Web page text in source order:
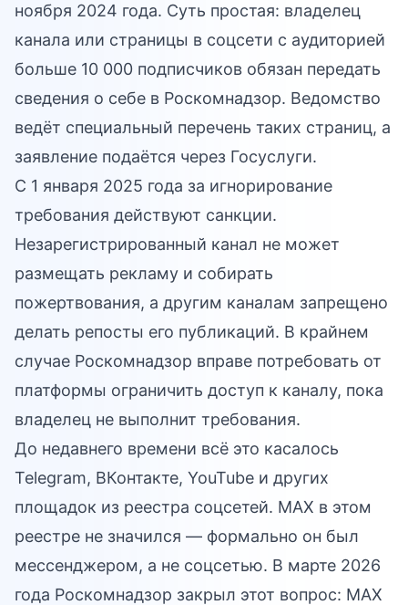
ноября 2024 года. Суть простая: владелец
канала или страницы в соцсети с аудиторией
больше 10 000 подписчиков обязан передать
сведения о себе в Роскомнадзор. Ведомство
ведёт специальный перечень таких страниц, а
заявление подаётся через Госуслуги.
С 1 января 2025 года за игнорирование
требования действуют санкции.
Незарегистрированный канал не может
размещать рекламу и собирать
пожертвования, а другим каналам запрещено
делать репосты его публикаций. В крайнем
случае Роскомнадзор вправе потребовать от
платформы ограничить доступ к каналу, пока
владелец не выполнит требования.
До недавнего времени всё это касалось
Telegram, ВКонтакте, YouTube и других
площадок из реестра соцсетей. MAX в этом
реестре не значился — формально он был
мессенджером, а не соцсетью. В марте 2026
года Роскомнадзор закрыл этот вопрос: MAX